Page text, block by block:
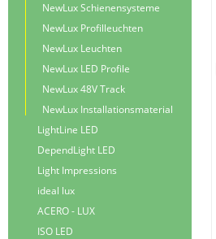
NewLux Schienensysteme
NewLux Profilleuchten
NewLux Leuchten
NewLux LED Profile
NewLux 48V Track
NewLux Installationsmaterial
LightLine LED
DependLight LED
Light Impressions
ideal lux
ACERO - LUX
ISO LED